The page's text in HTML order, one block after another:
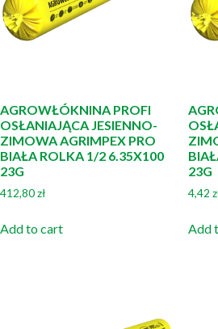
AGROWŁÓKNINA PROFI
OSŁANIAJĄCA JESIENNO-
ZIMOWA AGRIMPEX PRO
BIAŁA ROLKA 1/2 6.35X100
23G
412,80zł
Add to cart
23G
4,42
Add